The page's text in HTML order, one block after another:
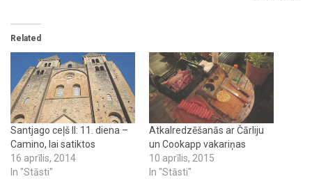
Related
Santjago ceļš II: 11. diena –
Camino, lai satiktos
16 aprīlis, 2014
In "Stāsti"
Atkalredzēšanās ar Čārliju
un Cookapp vakariņas
10 aprīlis, 2015
In "Stāsti"